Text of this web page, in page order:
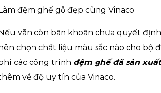
đệm ghế gỗ đẹp cùng Vinaco
vẫn còn băn khoăn chưa quyết
chọn chất liệu màu sắc nào cho
các công trình đệm ghế đã sản xuất
về độ uy tín của Vinaco.